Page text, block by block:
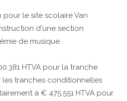
pour le site scolaire Van
d'une section
de musique
HTVA pour la tranche
les tranches conditionnelles
à € 475.551 HTVA pour